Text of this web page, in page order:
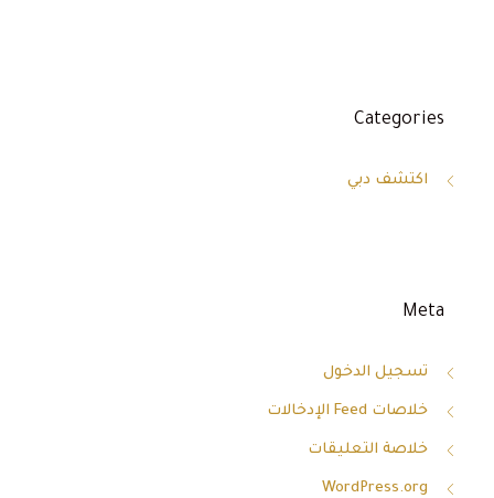
Categories
اكتشف دبي
Meta
تسجيل الدخول
خلاصات Feed الإدخالات
خلاصة التعليقات
WordPress.org